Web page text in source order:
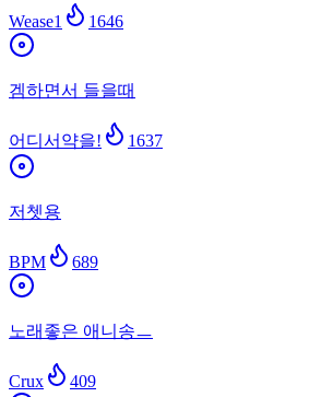
Wease1 1646
겜하면서 들을때
어디서약을! 1637
저쳇용
BPM 689
노래좋은 애니송ㅡ
Crux 409